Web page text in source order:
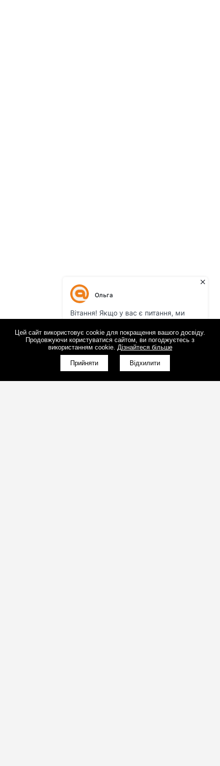
Цей сайт використовує cookie для покращення вашого досвіду.
Продовжуючи користуватися сайтом, ви погоджуєтесь з
використанням cookie. Дізнайтеся більше
Прийняти Відхилити